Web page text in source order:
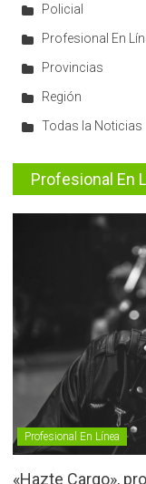
Policial
Profesional En
Provincias
Región
Todas la Noticias
Profesional En
Profesional En Línea
«Hazte Cargo»,